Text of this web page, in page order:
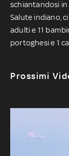
schiantandosi in
Salute indiano,
adulti e 11
portoghesi e 1
Prossimi